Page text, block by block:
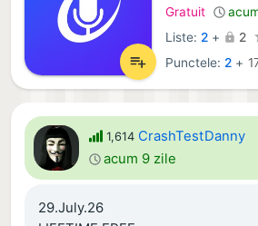
Gratuit
Liste: 2 + 2
Punctele: 2 +
1,614 CrashTestDanny
acum 9 zile
29.July.26